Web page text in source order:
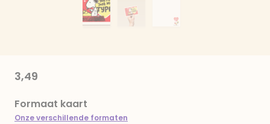
3,49
Formaat kaart
Onze verschillende formaten